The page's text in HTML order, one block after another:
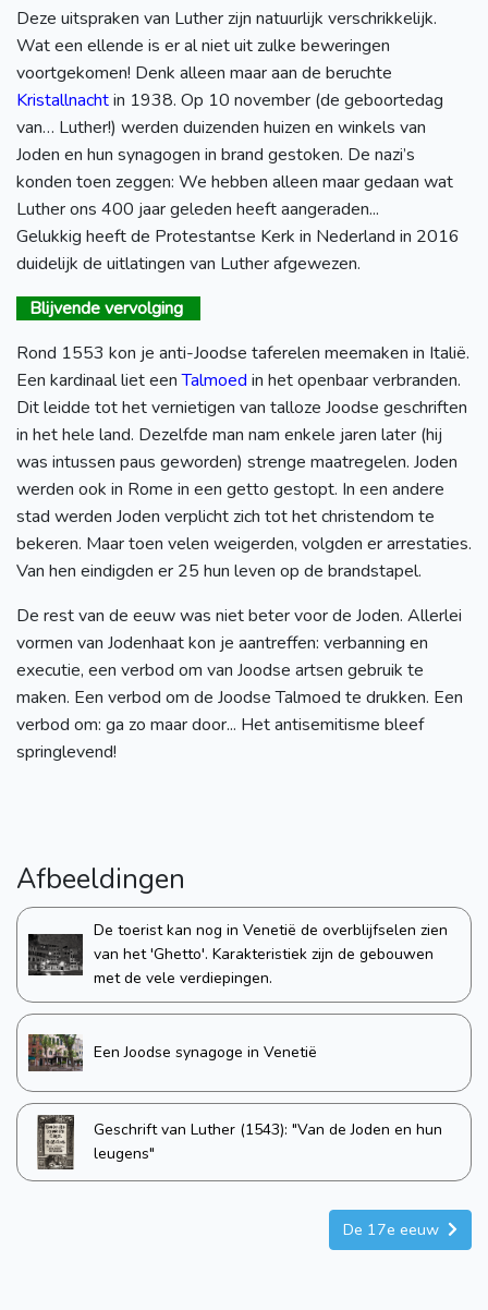
Deze uitspraken van Luther zijn natuurlijk verschrikkelijk.
Wat een ellende is er al niet uit zulke beweringen
voortgekomen! Denk alleen maar aan de beruchte
Kristallnachtin 1938. Op 10 november (de geboortedag
van… Luther!) werden duizenden huizen en winkels van
Joden en hun synagogen in brand gestoken. De nazi’s
konden toen zeggen: We hebben alleen maar gedaan wat
Luther ons 400 jaar geleden heeft aangeraden...
Gelukkig heeft de Protestantse Kerk in Nederland in 2016
duidelijk de uitlatingen van Luther afgewezen.
Blijvende vervolging
Rond 1553 kon je anti-Joodse taferelen meemaken in Italië.
Een kardinaal liet eenTalmoed in het openbaar verbranden.
Dit leidde tot het vernietigen van talloze Joodse geschriften
in het hele land. Dezelfde man nam enkele jaren later (hij
was intussen paus geworden) strenge maatregelen. Joden
werden ook in Rome in een getto gestopt. In een andere
stad werden Joden verplicht zich tot het christendom te
bekeren. Maar toen velen weigerden, volgden er arrestaties.
Van hen eindigden er 25 hun leven op de brandstapel.
De rest van de eeuw was niet beter voor de Joden. Allerlei
vormen van Jodenhaat kon je aantreffen: verbanning en
executie, een verbod om van Joodse artsen gebruik te
maken. Een verbod om de Joodse Talmoed te drukken. Een
verbod om: ga zo maar door... Het antisemitisme bleef
springlevend!
Afbeeldingen
De toerist kan nog in Venetië de overblijfselen zien
van het 'Ghetto'. Karakteristiek zijn de gebouwen
met de vele verdiepingen.
Een Joodse synagoge in Venetië
Geschrift van Luther (1543): "Van de Joden en hun
leugens"
De 17e eeuw